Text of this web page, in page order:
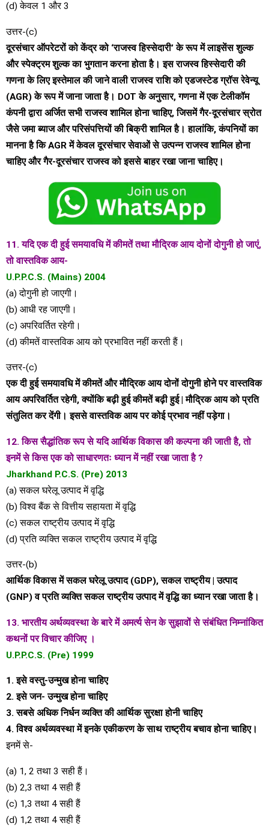
(d) केवल 1 और 3
उत्तर-(c)
दूरसंचार ऑपरेटरों को केंद्र को ‘राजस्व हिस्सेदारी’ के रूप में लाइसेंस शुल्क
और स्पेक्ट्रम शुल्क का भुगतान करना होता है। इस राजस्व हिस्सेदारी की
गणना के लिए इस्तेमाल की जाने वाली राजस्व राशि को एडजस्टेड ग्रॉस रेवेन्यू
(AGR) के रूप में जाना जाता है। DOT के अनुसार, गणना में एक टेलीकॉम
कंपनी द्वारा अर्जित सभी राजस्व शामिल होना चाहिए, जिसमें गैर-दूरसंचार स्रोत
जैसे जमा ब्याज और परिसंपत्तियों की बिक्री शामिल है। हालांकि, कंपनियों का
मानना है कि AGR में केवल दूरसंचार सेवाओं से उत्पन्न राजस्व शामिल होना
चाहिए और गैर-दूरसंचार राजस्व को इससे बाहर रखा जाना चाहिए।
11. यदि एक दी हुई समयावधि में कीमतें तथा मौद्रिक आय दोनों दोगुनी हो जाएं,
तो वास्तविक आय-
U.P.P.C.S. (Mains) 2004
(a) दोगुनी हो जाएगी।
(b) आधी रह जाएगी।
(c) अपरिवर्तित रहेगी।
(d) कीमतें वास्तविक आय को प्रभावित नहीं करती हैं।
उत्तर-(c)
एक दी हुई समयावधि में कीमतें और मौद्रिक आय दोनों दोगुनी होने पर वास्तविक
आय अपरिवर्तित रहेगी, क्योंकि बढ़ी हुई कीमतें बढ़ी हुई | मौद्रिक आय को प्रति
संतुलित कर देंगी। इससे वास्तविक आय पर कोई प्रभाव नहीं पड़ेगा।
12. किस सैद्धांतिक रूप से यदि आर्थिक विकास की कल्पना की जाती है, तो
इनमें से किस एक को साधारणतः ध्यान में नहीं रखा जाता है ?
Jharkhand P.C.S. (Pre) 2013
(a) सकल घरेलू उत्पाद में वृद्धि
(b) विश्व बैंक से वित्तीय सहायता में वृद्धि
(c) सकल राष्ट्रीय उत्पाद में वृद्धि
(d) प्रति व्यक्ति सकल राष्ट्रीय उत्पाद में वृद्धि
उत्तर-(b)
आर्थिक विकास में सकल घरेलू उत्पाद (GDP), सकल राष्ट्रीय | उत्पाद
(GNP) व प्रति व्यक्ति सकल राष्ट्रीय उत्पाद में वृद्धि का ध्यान रखा जाता है।
13. भारतीय अर्थव्यवस्था के बारे में अमर्त्य सेन के सुझावों से संबंधित निम्नांकित
कथनों पर विचार कीजिए ।
U.P.P.C.S. (Pre) 1999
1. इसे वस्तु-उन्मुख होना चाहिए
2. इसे जन- उन्मुख होना चाहिए
3. सबसे अधिक निर्धन व्यक्ति की आर्थिक सुरक्षा होनी चाहिए
4. विश्व अर्थव्यवस्था में इनके एकीकरण के साथ राष्ट्रीय बचाव होना चाहिए।
इनमें से-
(a) 1, 2 तथा 3 सही हैं।
(b) 2,3 तथा 4 सही हैं
(c) 1,3 तथा 4 सही हैं
(d) 1,2 तथा 4 सही हैं